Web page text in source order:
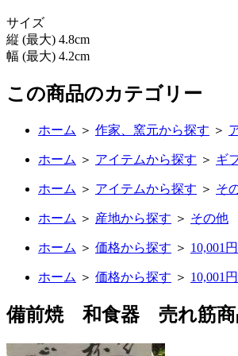
サイズ
縦 (最大) 4.8cm
幅 (最大) 4.2cm
この商品のカテゴリー
ホーム ＞ 作家、窯元から探す ＞
ホーム ＞ アイテムから探す ＞ ギ
ホーム ＞ アイテムから探す ＞ そ
ホーム ＞ 産地から探す ＞ その他
ホーム ＞ 価格から探す ＞ 10,001
ホーム ＞ 価格から探す ＞ 10,001
備前焼 和食器 売れ筋商